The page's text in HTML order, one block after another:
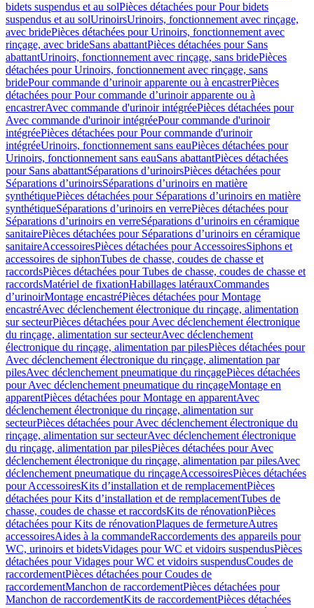
bidets suspendus et au solPièces détachées pour Pour bidets
suspendus et au solUrinoirsUrinoirs, fonctionnement avec rinçage,
avec bridePièces détachées pour Urinoirs, fonctionnement avec
rinçage, avec brideSans abattantPièces détachées pour Sans
abattantUrinoirs, fonctionnement avec rinçage, sans bridePièces
détachées pour Urinoirs, fonctionnement avec rinçage, sans
bridePour commande d’urinoir apparente ou à encastrerPièces
détachées pour Pour commande d’urinoir apparente ou à
encastrerAvec commande d'urinoir intégréePièces détachées pour
Avec commande d'urinoir intégréePour commande d'urinoir
intégréePièces détachées pour Pour commande d'urinoir
intégréeUrinoirs, fonctionnement sans eauPièces détachées pour
Urinoirs, fonctionnement sans eauSans abattantPièces détachées
pour Sans abattantSéparations d’urinoirsPièces détachées pour
Séparations d’urinoirsSéparations d’urinoirs en matière
synthétiquePièces détachées pour Séparations d’urinoirs en matière
synthétiqueSéparations d’urinoirs en verrePièces détachées pour
Séparations d’urinoirs en verreSéparations d’urinoirs en céramique
sanitairePièces détachées pour Séparations d’urinoirs en céramique
sanitaireAccessoiresPièces détachées pour AccessoiresSiphons et
accessoires de siphonTubes de chasse, coudes de chasse et
raccordsPièces détachées pour Tubes de chasse, coudes de chasse et
raccordsMatériel de fixationHabillages latérauxCommandes
dʼurinoirMontage encastréPièces détachées pour Montage
encastréAvec déclenchement électronique du rinçage, alimentation
sur secteurPièces détachées pour Avec déclenchement électronique
du rinçage, alimentation sur secteurAvec déclenchement
électronique du rinçage, alimentation par pilesPièces détachées pour
Avec déclenchement électronique du rinçage, alimentation par
pilesAvec déclenchement pneumatique du rinçagePièces détachées
pour Avec déclenchement pneumatique du rinçageMontage en
apparentPièces détachées pour Montage en apparentAvec
déclenchement électronique du rinçage, alimentation sur
secteurPièces détachées pour Avec déclenchement électronique du
rinçage, alimentation sur secteurAvec déclenchement électronique
du rinçage, alimentation par pilesPièces détachées pour Avec
déclenchement électronique du rinçage, alimentation par pilesAvec
déclenchement pneumatique du rinçageAccessoiresPièces détachées
pour AccessoiresKits d’installation et de remplacementPièces
détachées pour Kits d’installation et de remplacementTubes de
chasse, coudes de chasse et raccordsKits de rénovationPièces
détachées pour Kits de rénovationPlaques de fermetureAutres
accessoiresAides à la commandeRaccordements des appareils pour
WC, urinoirs et bidetsVidages pour WC et vidoirs suspendusPièces
détachées pour Vidages pour WC et vidoirs suspendusCoudes de
raccordementPièces détachées pour Coudes de
raccordementManchon de raccordementPièces détachées pour
Manchon de raccordementKits de raccordementPièces détachées